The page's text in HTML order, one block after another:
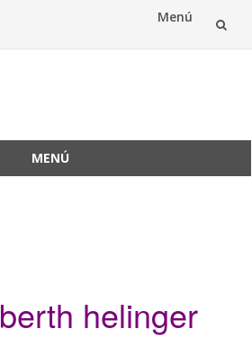
Menú
MENÚ
berth helinger